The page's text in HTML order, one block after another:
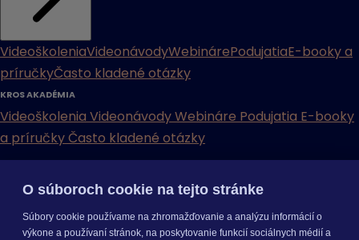
VideoškoleniaVideonávodyWebinárePodujatiaE-booky a
príručkyČasto kladené otázky
KROS AKADÉMIA
Videoškolenia VideonávodyWebináre Podujatia E-booky
a príručkyČasto kladené otázky
Cenníky Odporučte nás Právne dokumenty
Odporúčaná
konfiguráciaAktualizácia verziíMobilné aplikácie
O súboroch cookie na tejto stránke
Súbory cookie používame na zhromažďovanie a analýzu informácií o
výkone a používaní stránok, na poskytovanie funkcií sociálnych médií a